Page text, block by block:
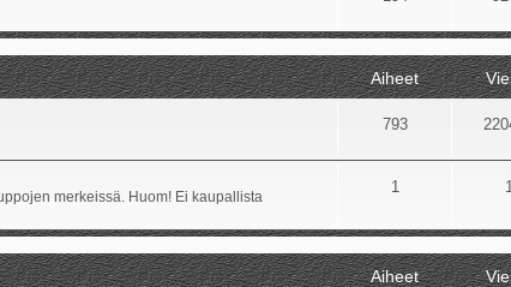
Aiheet
793
merkeissä. Huom! Ei kaupallista
1 1
Aiheet